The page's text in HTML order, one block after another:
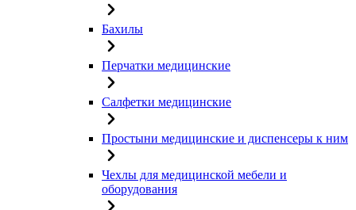
Бахилы
Перчатки медицинские
Салфетки медицинские
Простыни медицинские и диспенсеры к ним
Чехлы для медицинской мебели и
оборудования